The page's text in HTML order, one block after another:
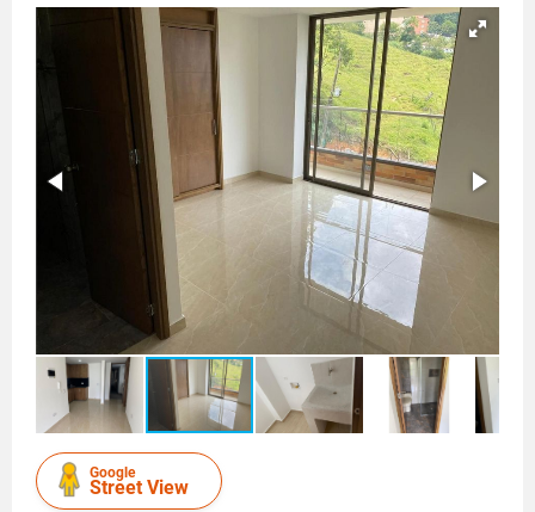
Google
Street View